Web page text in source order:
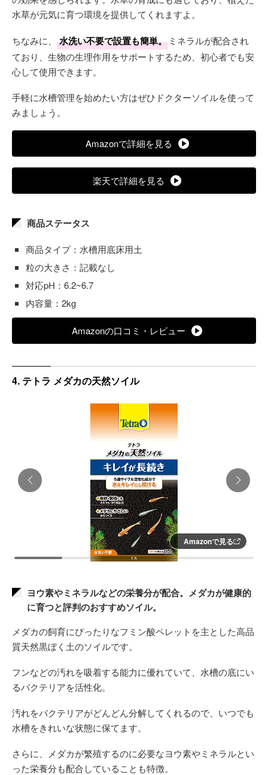
水草が元気に育つ環境を提供してくれますよ。
ちなみに、 水洗い不要で設置も簡単。 ミネラルが配合され
ており、生物の生理作用をサポートするため、初心者でも安
心して使用できます。
手軽に水槽管理を始めたい方はぜひドクターソイルを使って
みましょう。
Amazonで詳細を見る
楽天で詳細を見る
商品ステータス
商品タイプ：水槽用底床用土
粒の大きさ：記載なし
対応pH：6.2~6.7
内容量：2kg
Amazonの口コミ・レビュー
4. テトラ メダカの天然ソイル
Amazonで見る
ヨウ素やミネラルなどの栄養分が配合。メダカが健康的
に育つと評判のおすすめソイル。
メダカの飼育にぴったりなフミン酸ペレットを主とした高品
質天然黒ぼく土のソイルです。
フンなどの汚れを吸着する能力に優れていて、水槽の底にい
るバクテリアを活性化。
汚れをバクテリアがどんどん分解してくれるので、いつでも
水槽をきれいな状態に保てます。
さらに、メダカが繁殖するのに必要なヨウ素やミネラルとい
った栄養分も配合していることも特徴。